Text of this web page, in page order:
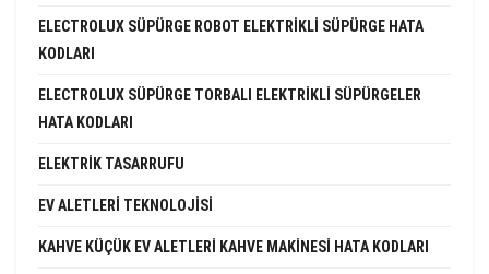
ELECTROLUX SÜPÜRGE ROBOT ELEKTRIKLI SÜPÜRGE HATA
KODLARI
ELECTROLUX SÜPÜRGE TORBALI ELEKTRIKLI SÜPÜRGELER
HATA KODLARI
ELEKTRIK TASARRUFU
EV ALETLERI TEKNOLOJISI
KAHVE KÜÇÜK EV ALETLERI KAHVE MAKINESI HATA KODLARI